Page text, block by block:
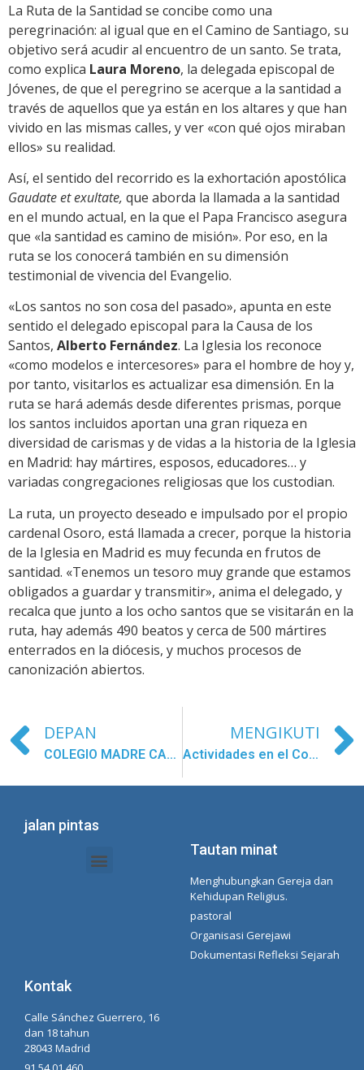
La Ruta de la Santidad se concibe como una
peregrinación: al igual que en el Camino de Santiago, su
objetivo será acudir al encuentro de un santo. Se trata,
como explica Laura Moreno, la delegada episcopal de
Jóvenes, de que el peregrino se acerque a la santidad a
través de aquellos que ya están en los altares y que han
vivido en las mismas calles, y ver «con qué ojos miraban
ellos» su realidad.
Así, el sentido del recorrido es la exhortación apostólica
Gaudate et exultate, que aborda la llamada a la santidad
en el mundo actual, en la que el Papa Francisco asegura
que «la santidad es camino de misión». Por eso, en la
ruta se los conocerá también en su dimensión
testimonial de vivencia del Evangelio.
«Los santos no son cosa del pasado», apunta en este
sentido el delegado episcopal para la Causa de los
Santos, Alberto Fernández. La Iglesia los reconoce
«como modelos e intercesores» para el hombre de hoy y,
por tanto, visitarlos es actualizar esa dimensión. En la
ruta se hará además desde diferentes prismas, porque
los santos incluidos aportan una gran riqueza en
diversidad de carismas y de vidas a la historia de la Iglesia
en Madrid: hay mártires, esposos, educadores… y
variadas congregaciones religiosas que los custodian.
La ruta, un proyecto deseado e impulsado por el propio
cardenal Osoro, está llamada a crecer, porque la historia
de la Iglesia en Madrid es muy fecunda en frutos de
santidad. «Tenemos un tesoro muy grande que estamos
obligados a guardar y transmitir», anima el delegado, y
recalca que junto a los ocho santos que se visitarán en la
ruta, hay además 490 beatos y cerca de 500 mártires
enterrados en la diócesis, y muchos procesos de
canonización abiertos.
DEPAN
COLEGIO MADRE CARMEN SALLÉS DE BRASILIA
MENGIKUTI
Actividades en el Colegio de Pulguang-dong Corea
jalan pintas
Tautan minat
Menghubungkan Gereja dan
Kehidupan Religius.
pastoral
Organisasi Gerejawi
Dokumentasi Refleksi Sejarah
Kontak
Calle Sánchez Guerrero, 16
dan 18 tahun
28043 Madrid